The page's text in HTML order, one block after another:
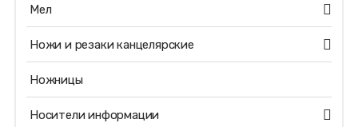
Мел
Ножи и резаки канцелярские
Ножницы
Носители информации